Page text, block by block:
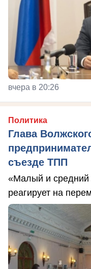
вчера в 20:26
Политика
Глава
съезде ТПП
«Малый и средний
реагирует на